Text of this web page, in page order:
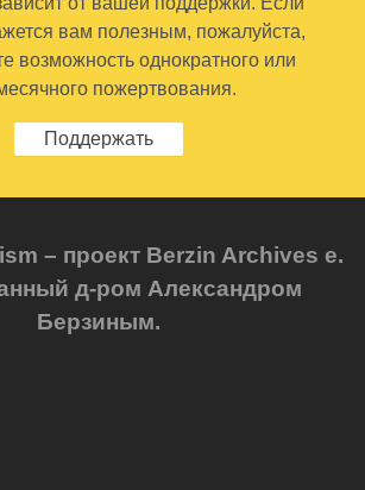
вам полезным, пожалуйста,
возможность однократного или
пожертвования.
Поддержать
– проект Berzin Archives e.
д-ром Александром
Берзиным.